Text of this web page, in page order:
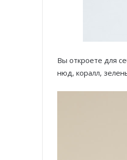
Вы откроете для
нюд, коралл,